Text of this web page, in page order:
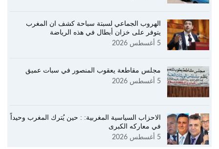
الهروب الجماعي لسبتة سباحة كشف ان المغرب
يتوفر على خزان أبطال في هذه الرياضة
5 أغسطس 2026
مجلس مقاطعة يعقوب المنصور في سبات عميق
5 أغسطس 2026
الاحزاب السياسية المغربية: : حين يُترك المغرب وحيداً
في معاركه الكبرى
5 أغسطس 2026